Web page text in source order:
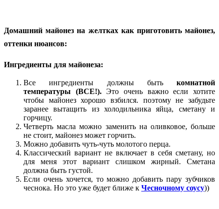
Домашний майонез на желтках как приготовить майонез,
оттенки нюансов:
Ингредиенты для майонеза:
Все ингредиенты должны быть комнатной
температуры (ВСЕ!).Это очень важно если хотите
чтобы майонез хорошо взбился.
поэтому не забудьте
заранее вытащить из холодильника яйца, сметану и
горчицу.
Четверть масла можно заменить на оливковое, больше
не стоит, майонез может горчить.
Можно добавить чуть-чуть молотого перца.
Классический вариант не включает в себя сметану, но
для меня этот вариант слишком жирный. Сметана
должна быть густой.
Если очень хочется, то можно добавить пару зубчиков
чеснока. Но это уже будет ближе к Чесночному соусу))